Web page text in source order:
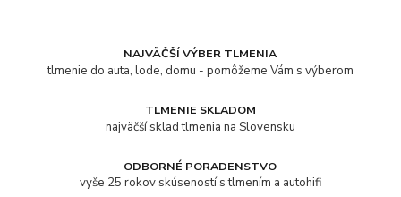
NAJVÄČŠÍ VÝBER TLMENIA
tlmenie do auta, lode, domu - pomôžeme Vám s výberom
TLMENIE SKLADOM
najväčší sklad tlmenia na Slovensku
ODBORNÉ PORADENSTVO
vyše 25 rokov skúseností s tlmením a autohifi